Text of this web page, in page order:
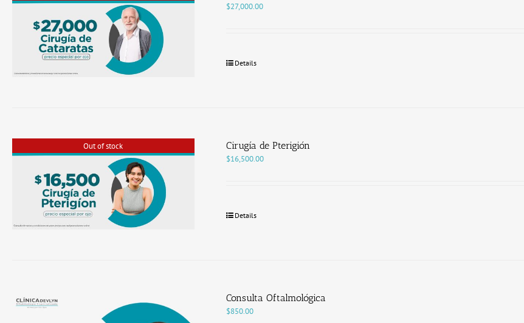
$27,000.00
Details
Out of stock Cirugía de Pterigión
$16,500.00
Details
Consulta Oftalmológica
$850.00